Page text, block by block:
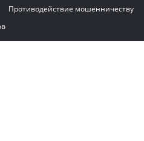
Противодействие мошенничеству